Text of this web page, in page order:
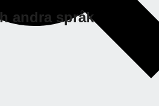
andra språk